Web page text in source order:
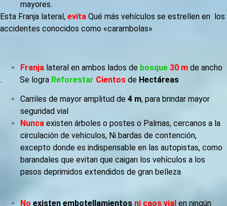
mayores.
Esta Franja lateral, evita Qué más vehículos se estrellen en los
accidentes conocidos como «carambolas»
Franja lateral en ambos lados de bosque 30 m de ancho
. Se logra Reforestar Cientos de Hectáreas
Carriles de mayor amplitud de 4 m, para brindar mayor
seguridad vial
Nunca existen árboles o postes o Palmas, cercanos a la
circulación de vehículos, Ni bardas de contención,
excepto donde es indispensable en las autopistas, como
barandales que evitan que caigan los vehículos a los
pasos deprimidos extendidos de gran belleza
No existen embotellamientos ni caos vial en ningún